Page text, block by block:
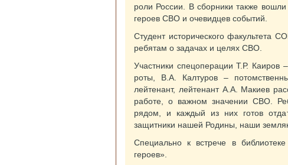
роли России. В сборники также
героев СВО и очевидцев событий.
Студент исторического факультета
ребятам о задачах и целях СВО.
Участники спецоперации Т.Р. Каиров
роты, В.А. Калтуров –
лейтенант, лейтенант А.А. Макиев
работе, о важном значении СВО.
рядом, и каждый из них готов
защитники нашей Родины, наши
Специально к встрече в
героев».